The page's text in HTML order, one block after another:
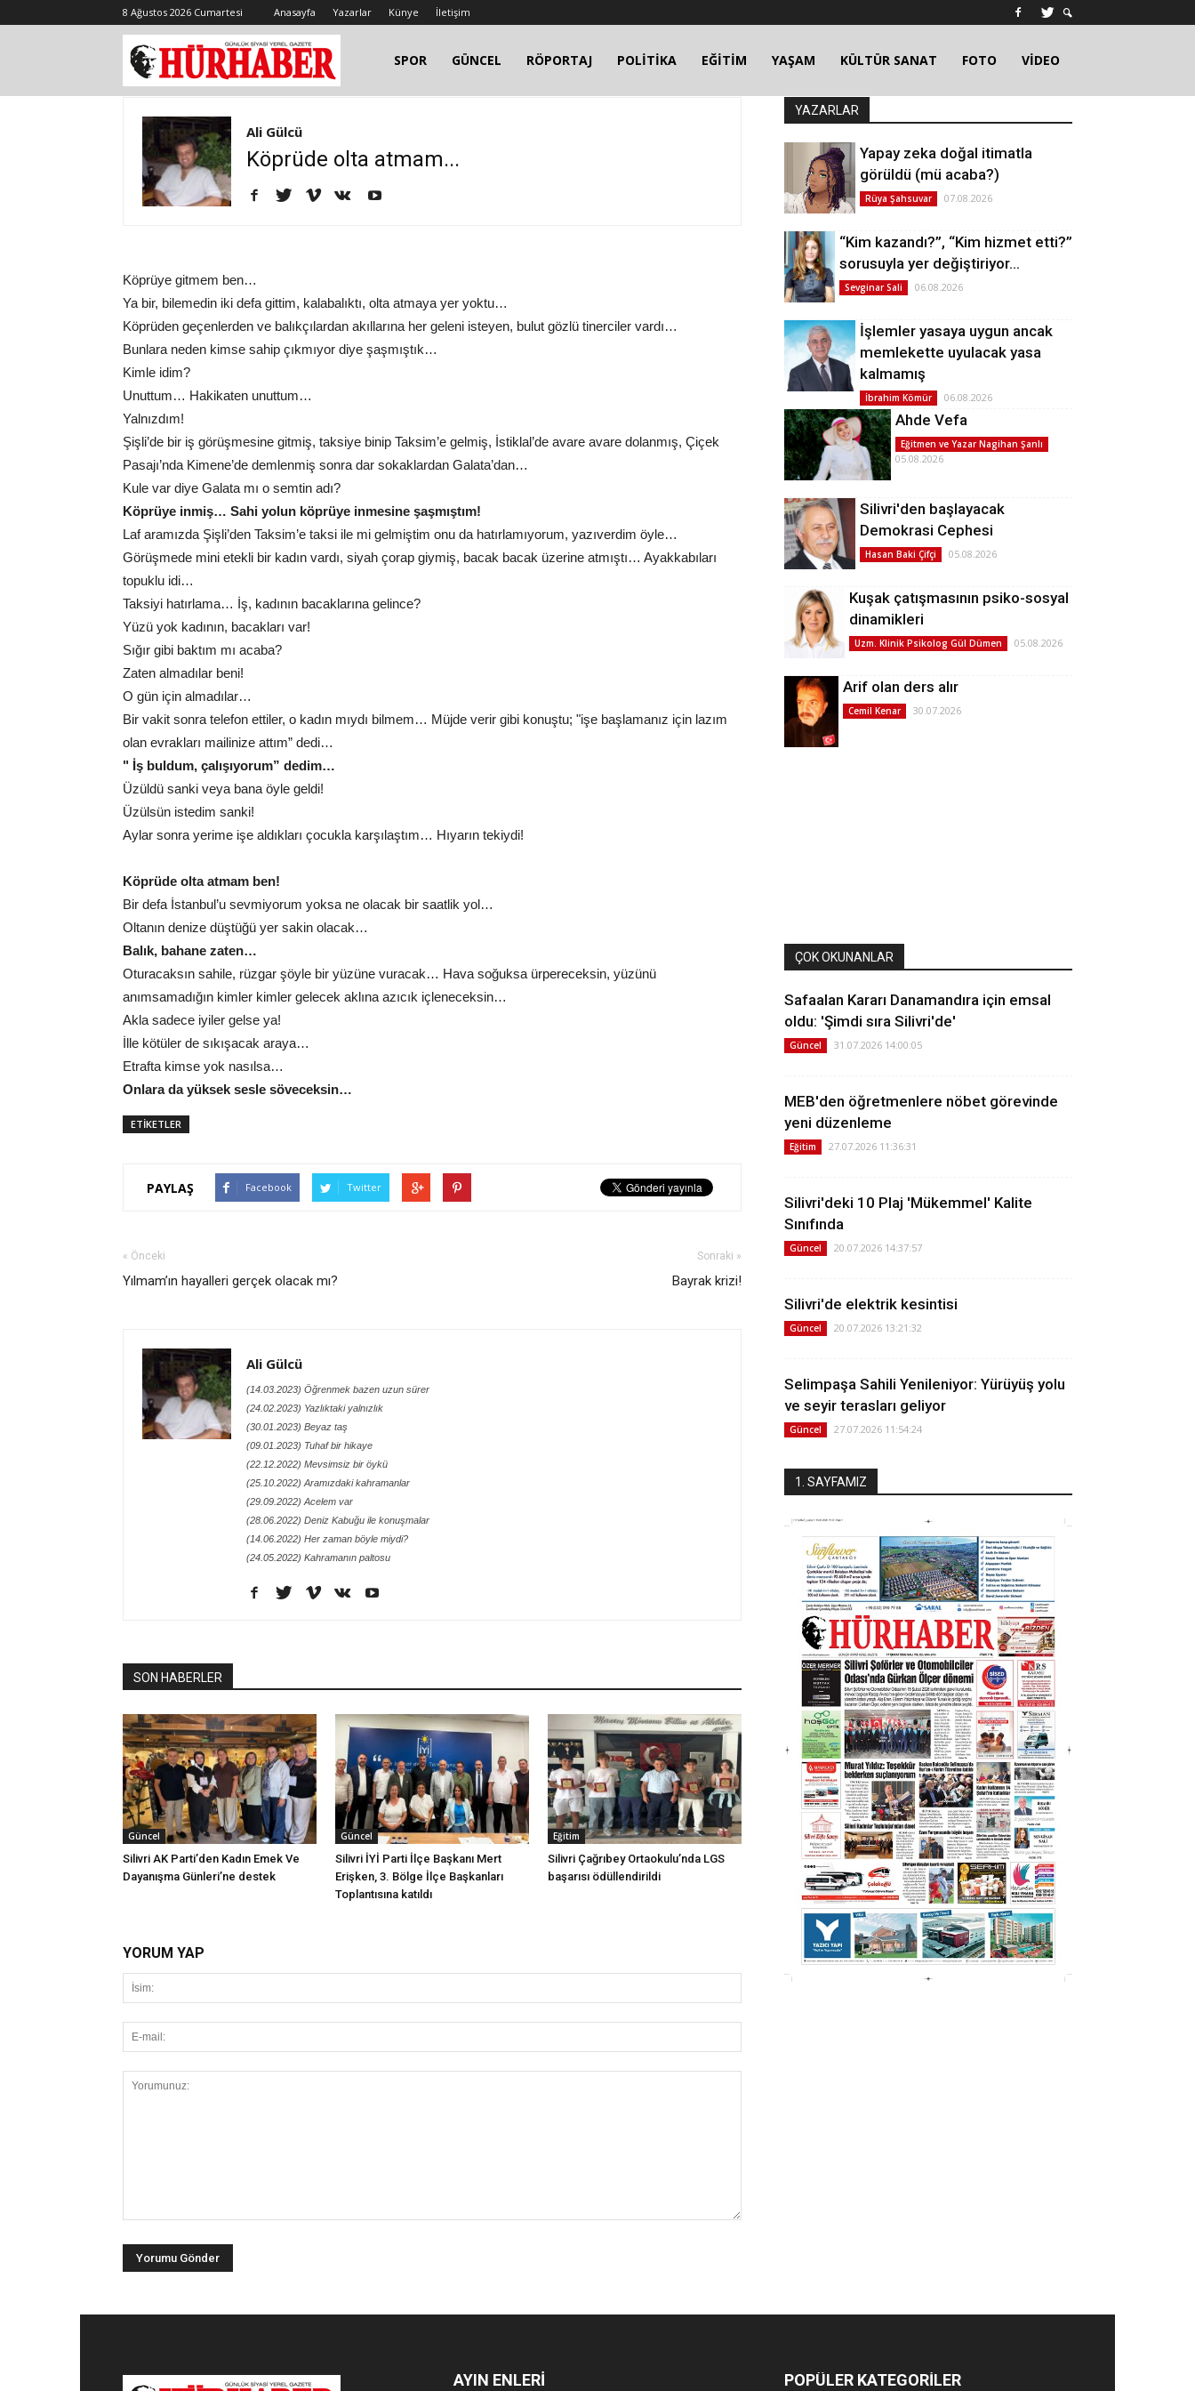
8 Ağustos 2026 Cumartesi Anasayfa Yazarlar Künye İletişim
SPOR GÜNCEL RÖPORTAJ POLİTİKA EĞİTİM YAŞAM KÜLTÜR SANAT FOTO VİDEO
Ali Gülcü
Köprüde olta atmam...
Köprüye gitmem ben…
Ya bir, bilemedin iki defa gittim, kalabalıktı, olta atmaya yer yoktu…
Köprüden geçenlerden ve balıkçılardan akıllarına her geleni isteyen, bulut gözlü tinerciler vardı…
Bunlara neden kimse sahip çıkmıyor diye şaşmıştık…
Kimle idim?
Unuttum… Hakikaten unuttum…
Yalnızdım!
Şişli’de bir iş görüşmesine gitmiş, taksiye binip Taksim’e gelmiş, İstiklal’de avare avare dolanmış, Çiçek
Pasajı’nda Kimene’de demlenmiş sonra dar sokaklardan Galata’dan…
Kule var diye Galata mı o semtin adı?
Köprüye inmiş… Sahi yolun köprüye inmesine şaşmıştım!
Laf aramızda Şişli’den Taksim’e taksi ile mi gelmiştim onu da hatırlamıyorum, yazıverdim öyle…
Görüşmede mini etekli bir kadın vardı, siyah çorap giymiş, bacak bacak üzerine atmıştı… Ayakkabıları
topuklu idi…
Taksiyi hatırlama… İş, kadının bacaklarına gelince?
Yüzü yok kadının, bacakları var!
Sığır gibi baktım mı acaba?
Zaten almadılar beni!
O gün için almadılar…
Bir vakit sonra telefon ettiler, o kadın mıydı bilmem… Müjde verir gibi konuştu; "işe başlamanız için lazım
olan evrakları mailinize attım” dedi…
" İş buldum, çalışıyorum” dedim…
Üzüldü sanki veya bana öyle geldi!
Üzülsün istedim sanki!
Aylar sonra yerime işe aldıkları çocukla karşılaştım… Hıyarın tekiydi!
Köprüde olta atmam ben!
Bir defa İstanbul’u sevmiyorum yoksa ne olacak bir saatlik yol…
Oltanın denize düştüğü yer sakin olacak…
Balık, bahane zaten…
Oturacaksın sahile, rüzgar şöyle bir yüzüne vuracak… Hava soğuksa ürpereceksin, yüzünü
anımsamadığın kimler kimler gelecek aklına azıcık içleneceksin…
Akla sadece iyiler gelse ya!
İlle kötüler de sıkışacak araya…
Etrafta kimse yok nasılsa…
Onlara da yüksek sesle söveceksin…
ETİKETLER
PAYLAŞ Facebook Twitter
« Önceki
Yılmam’ın hayalleri gerçek olacak mı?
Sonraki »
Bayrak krizi!
Ali Gülcü
(14.03.2023) Öğrenmek bazen uzun sürer
(24.02.2023) Yazlıktaki yalnızlık
(30.01.2023) Beyaz taş
(09.01.2023) Tuhaf bir hikaye
(22.12.2022) Mevsimsiz bir öykü
(25.10.2022) Aramızdaki kahramanlar
(29.09.2022) Acelem var
(28.06.2022) Deniz Kabuğu ile konuşmalar
(14.06.2022) Her zaman böyle miydi?
(24.05.2022) Kahramanın paltosu
SON HABERLER
Güncel
Silivri AK Parti’den Kadın Emek Ve
Dayanışma Günleri’ne destek
Güncel
Silivri İYİ Parti İlçe Başkanı Mert
Erişken, 3. Bölge İlçe Başkanları
Toplantısına katıldı
Eğitim
Silivri Çağrıbey Ortaokulu’nda LGS
başarısı ödüllendirildi
YORUM YAP
YAZARLAR
Yapay zeka doğal itimatla
görüldü (mü acaba?)
Rüya Şahsuvar 07.08.2026
“Kim kazandı?”, “Kim hizmet etti?”
sorusuyla yer değiştiriyor…
Sevginar Sali 06.08.2026
İşlemler yasaya uygun ancak
memlekette uyulacak yasa
kalmamış
İbrahim Kömür 06.08.2026
Ahde Vefa
Eğitmen ve Yazar Nagihan Şanlı
05.08.2026
Silivri'den başlayacak
Demokrasi Cephesi
Hasan Baki Çifçi 05.08.2026
Kuşak çatışmasının psiko-sosyal
dinamikleri
Uzm. Klinik Psikolog Gül Dümen 05.08.2026
Arif olan ders alır
Cemil Kenar 30.07.2026
ÇOK OKUNANLAR
Safaalan Kararı Danamandıra için emsal
oldu: 'Şimdi sıra Silivri'de'
Güncel 31.07.2026 14:00:05
MEB'den öğretmenlere nöbet görevinde
yeni düzenleme
Eğitim 27.07.2026 11:36:31
Silivri'deki 10 Plaj 'Mükemmel' Kalite
Sınıfında
Güncel 20.07.2026 14:37:57
Silivri'de elektrik kesintisi
Güncel 20.07.2026 13:21:32
Selimpaşa Sahili Yenileniyor: Yürüyüş yolu
ve seyir terasları geliyor
Güncel 27.07.2026 11:54:24
1. SAYFAMIZ
AYIN ENLERİ POPÜLER KATEGORİLER